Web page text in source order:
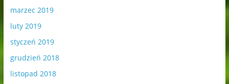
marzec 2019
luty 2019
styczeń 2019
grudzień 2018
listopad 2018